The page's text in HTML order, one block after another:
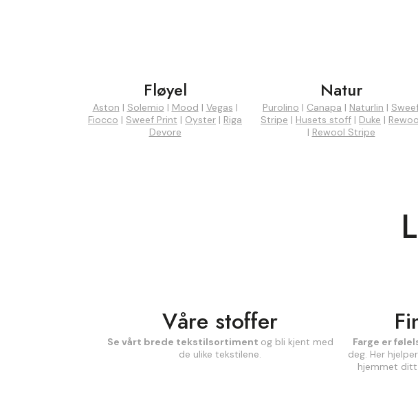
Fløyel
Aston | Solemio | Mood | Vegas |
Fiocco | Sweef Print | Oyster | Riga
Devore
Natur
Purolino | Canapa | Naturlin |
Stripe | Husets stoff | Duke |
| Rewool Stripe
Våre stoffer
Se vårt brede tekstilsortiment og bli kjent med
de ulike tekstilene.
Farge er
deg. Her
hjemmet